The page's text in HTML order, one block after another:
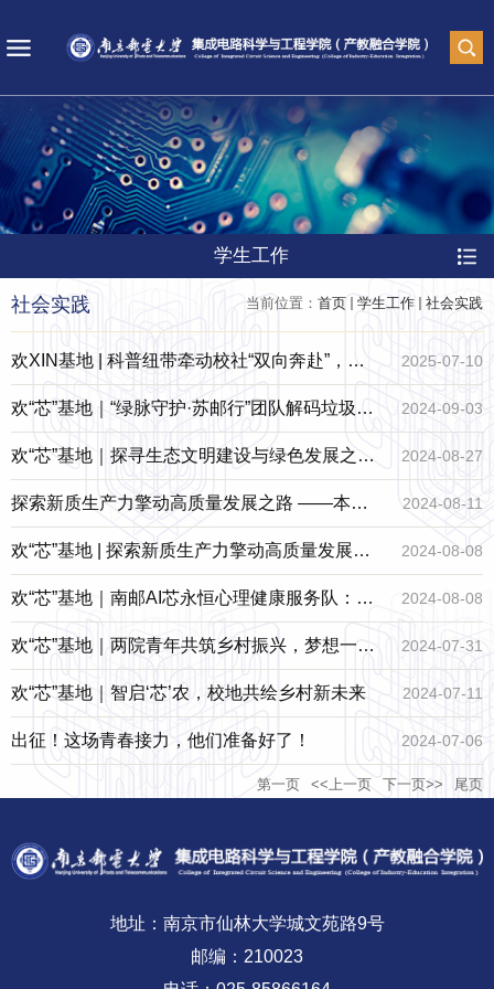
学生工作
当前位置： 首页 学生工作 社会实践
社会实践
欢XIN基地 | 科普纽带牵动校社“双向奔赴”，集
成“七彩”科技梦
2025-07-10
欢“芯”基地｜“绿脉守护·苏邮行”团队解码垃圾轨
迹，引领分类风尚——探寻垃圾分类新纪元
2024-09-03
欢“芯”基地｜探寻生态文明建设与绿色发展之路
——“芯”路循迹团赴盐城开展社会实践活动
2024-08-27
探索新质生产力擎动高质量发展之路 ——本硕
博实践团赴集成电路产业带调研
2024-08-11
欢“芯”基地 | 探索新质生产力擎动高质量发展之
路 ——本硕博实践团赴集成电路产业带调研
2024-08-08
欢“芯”基地｜南邮AI芯永恒心理健康服务队：这
场圆梦之旅，我们是无比幸福的~
2024-08-08
欢“芯”基地｜两院青年共筑乡村振兴，梦想一直
在路上
2024-07-31
欢“芯”基地｜智启‘芯’农，校地共绘乡村新未来 2024-07-11
出征！这场青春接力，他们准备好了！ 2024-07-06
第一页 <<上一页 下一页>> 尾页
地址：南京市仙林大学城文苑路9号
邮编：210023